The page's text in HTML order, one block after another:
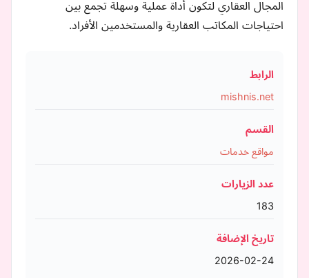
المجال العقاري لتكون أداة عملية وسهلة تجمع بين
احتياجات المكاتب العقارية والمستخدمين الأفراد.
الرابط
mishnis.net
القسم
مواقع خدمات
عدد الزيارات
183
تاريخ الإضافة
2026-02-24